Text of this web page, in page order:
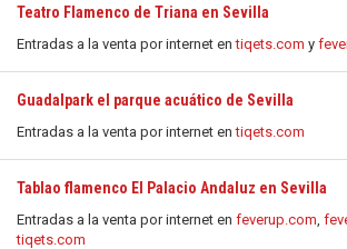
Teatro Flamenco de Triana en Sevilla
Entradas a la venta por internet entiqets.com y
Guadalpark el parque acuático de Sevilla
Entradas a la venta por internet entiqets.com
Tablao flamenco El Palacio Andaluz en Sevilla
Entradas a la venta por internet en feverup.com,
tiqets.com